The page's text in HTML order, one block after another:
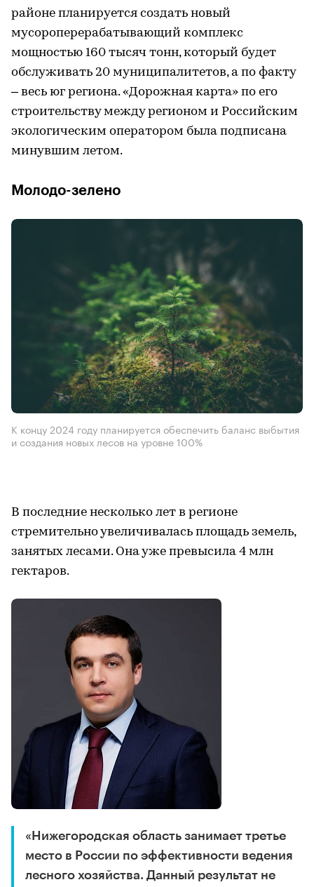
районе планируется создать новый
мусороперерабатывающий комплекс
мощностью 160 тысяч тонн, который будет
обслуживать 20 муниципалитетов, а по факту
– весь юг региона. «Дорожная карта» по его
строительству между регионом и Российским
экологическим оператором была подписана
минувшим летом.
Молодо-зелено
К концу 2024 году планируется обеспечить баланс выбытия
и создания новых лесов на уровне 100%
В последние несколько лет в регионе
стремительно увеличивалась площадь земель,
занятых лесами. Она уже превысила 4 млн
гектаров.
«Нижегородская область занимает третье
место в России по эффективности ведения
лесного хозяйства. Данный результат не